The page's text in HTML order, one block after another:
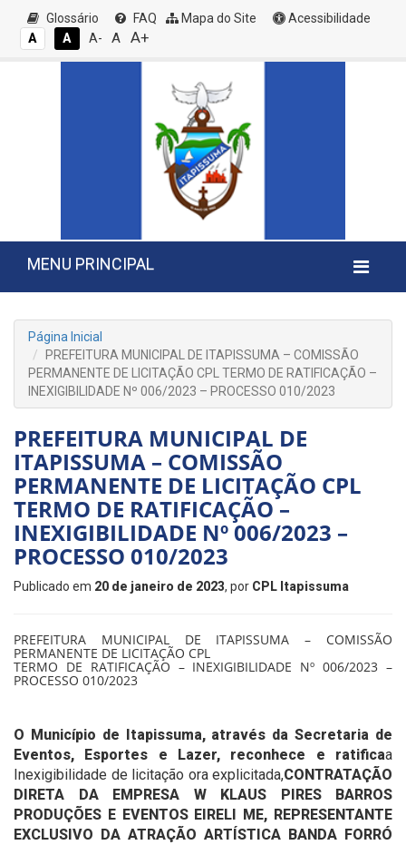
Glossário FAQ Mapa do Site
Acessibilidade
A
A A- A A+
MENU PRINCIPAL
Página Inicial
PREFEITURA MUNICIPAL DE ITAPISSUMA – COMISSÃO
PERMANENTE DE LICITAÇÃO CPL TERMO DE RATIFICAÇÃO –
INEXIGIBILIDADE Nº 006/2023 – PROCESSO 010/2023
PREFEITURA MUNICIPAL DE
ITAPISSUMA – COMISSÃO
PERMANENTE DE LICITAÇÃO CPL
TERMO DE RATIFICAÇÃO –
INEXIGIBILIDADE Nº 006/2023 –
PROCESSO 010/2023
Publicado em 20 de janeiro de 2023, por CPL Itapissuma
PREFEITURA MUNICIPAL DE ITAPISSUMA – COMISSÃO
PERMANENTE DE LICITAÇÃO CPL
TERMO DE RATIFICAÇÃO – INEXIGIBILIDADE Nº 006/2023 –
PROCESSO 010/2023
O Município de Itapissuma, através da Secretaria de
Eventos, Esportes e Lazer, reconhece e ratificaa
Inexigibilidade de licitação ora explicitada,CONTRATAÇÃO
DIRETA DA EMPRESA W KLAUS PIRES BARROS
PRODUÇÕES E EVENTOS EIRELI ME, REPRESENTANTE
EXCLUSIVO DA ATRAÇÃO ARTÍSTICA BANDA FORRÓ